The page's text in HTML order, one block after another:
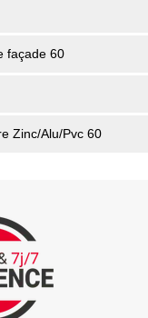
façade 60
Zinc/Alu/Pvc 60